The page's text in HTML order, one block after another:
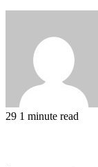
29 1 minute read